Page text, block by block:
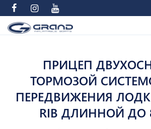
ПРИЦЕП
ТОРМОЗОЙ
ПЕРЕДВИЖЕНИЯ
RIB ДЛИННОЙ ДО